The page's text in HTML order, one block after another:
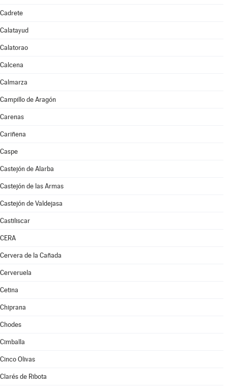
Cadrete
Calatayud
Calatorao
Calcena
Calmarza
Campillo de Aragón
Carenas
Cariñena
Caspe
Castejón de Alarba
Castejón de las Armas
Castejón de Valdejasa
Castiliscar
CERA
Cervera de la Cañada
Cerveruela
Cetina
Chiprana
Chodes
Cimballa
Cinco Olivas
Clarés de Ribota